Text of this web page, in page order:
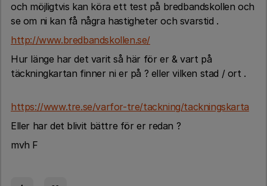
och möjligtvis kan köra ett test på bredbandskollen och
se om ni kan få några hastigheter och svarstid .
http://www.bredbandskollen.se/
Hur länge har det varit så här för er & vart på
täckningkartan finner ni er på ? eller vilken stad / ort .
https://www.tre.se/varfor-tre/tackning/tackningskarta
Eller har det blivit bättre för er redan ?
mvh F